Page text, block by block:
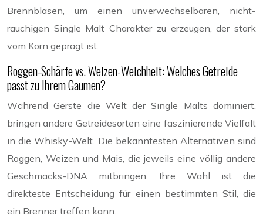
Brennblasen, um einen unverwechselbaren, nicht-
rauchigen Single Malt Charakter zu erzeugen, der stark
vom Korn geprägt ist.
Roggen-Schärfe vs. Weizen-Weichheit: Welches Getreide
passt zu Ihrem Gaumen?
Während Gerste die Welt der Single Malts dominiert,
bringen andere Getreidesorten eine faszinierende Vielfalt
in die Whisky-Welt. Die bekanntesten Alternativen sind
Roggen, Weizen und Mais, die jeweils eine völlig andere
Geschmacks-DNA mitbringen. Ihre Wahl ist die
direkteste Entscheidung für einen bestimmten Stil, die
ein Brenner treffen kann.